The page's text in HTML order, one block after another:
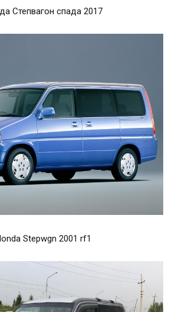
Степвагон спада 2017
Stepwgn 2001 rf1